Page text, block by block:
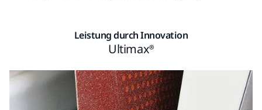
Leistung durch Innovation
Ultimax®